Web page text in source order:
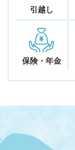
引越し
保険・年金